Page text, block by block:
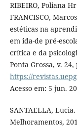
RIBEIRO, Poliana
FRANCISCO,
estéticas na
em ida-de pré-
crítica e da
Ponta Grossa, v.
https://
Acesso em: 5 jun.
SANTAELLA,
Melhoramentos,